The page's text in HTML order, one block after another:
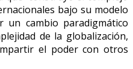
bajo su modelo
cambio paradigmático
de la globalización,
el poder con otros